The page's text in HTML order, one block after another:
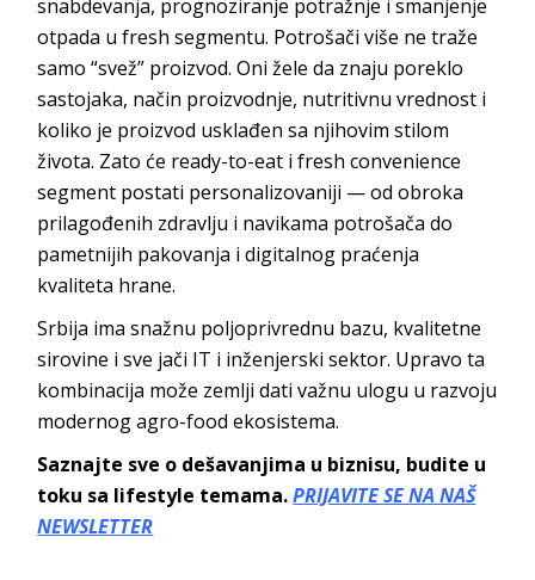
snabdevanja, prognoziranje potražnje i smanjenje
otpada u fresh segmentu. Potrošači više ne traže
samo “svež” proizvod. Oni žele da znaju poreklo
sastojaka, način proizvodnje, nutritivnu vrednost i
koliko je proizvod usklađen sa njihovim stilom
života. Zato će ready-to-eat i fresh convenience
segment postati personalizovaniji — od obroka
prilagođenih zdravlju i navikama potrošača do
pametnijih pakovanja i digitalnog praćenja
kvaliteta hrane.
Srbija ima snažnu poljoprivrednu bazu, kvalitetne
sirovine i sve jači IT i inženjerski sektor. Upravo ta
kombinacija može zemlji dati važnu ulogu u razvoju
modernog agro-food ekosistema.
Saznajte sve o dešavanjima u biznisu, budite u
toku sa lifestyle temama.PRIJAVITE SE NA NAŠ
NEWSLETTER